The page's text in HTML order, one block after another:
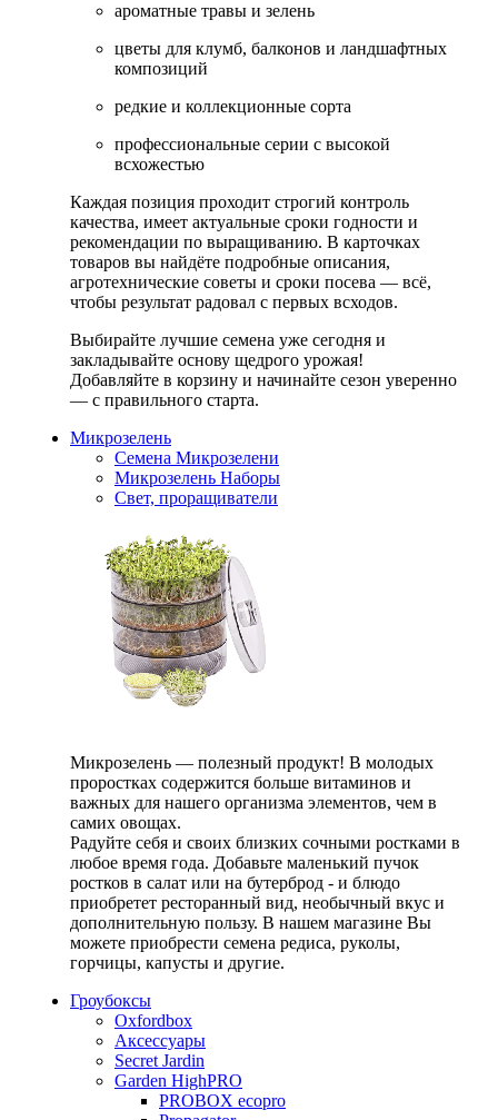
ароматные травы и зелень
цветы для клумб, балконов и ландшафтных
композиций
редкие и коллекционные сорта
профессиональные серии с высокой
всхожестью
Каждая позиция проходит строгий контроль
качества, имеет актуальные сроки годности и
рекомендации по выращиванию. В карточках
товаров вы найдёте подробные описания,
агротехнические советы и сроки посева — всё,
чтобы результат радовал с первых всходов.
Выбирайте лучшие семена уже сегодня и
закладывайте основу щедрого урожая!
Добавляйте в корзину и начинайте сезон уверенно
— с правильного старта.
Микрозелень
Семена Микрозелени
Микрозелень Наборы
Свет, проращиватели
Микрозелень — полезный продукт! В молодых
проростках содержится больше витаминов и
важных для нашего организма элементов, чем в
самих овощах.
Радуйте себя и своих близких сочными ростками в
любое время года. Добавьте маленький пучок
ростков в салат или на бутерброд - и блюдо
приобретет ресторанный вид, необычный вкус и
дополнительную пользу. В нашем магазине Вы
можете приобрести семена редиса, руколы,
горчицы, капусты и другие.
Гроубоксы
Oxfordbox
Аксессуары
Secret Jardin
Garden HighPRO
PROBOX ecopro